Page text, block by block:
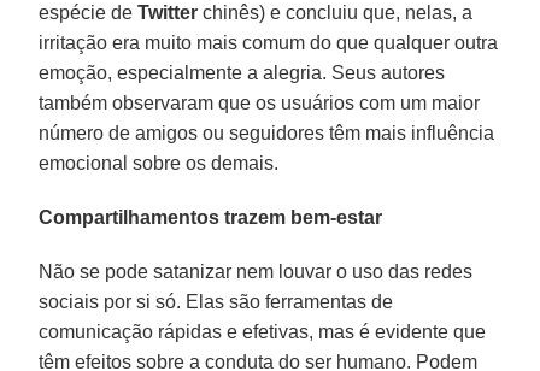
espécie deTwitter chinês) e concluiu que, nelas, a
irritação era muito mais comum do que qualquer outra
emoção, especialmente a alegria. Seus autores
também observaram que os usuários com um maior
número de amigos ou seguidores têm mais influência
emocional sobre os demais.
Compartilhamentos trazem bem-estar
Não se pode satanizar nem louvar o uso das redes
sociais por si só. Elas são ferramentas de
comunicação rápidas e efetivas, mas é evidente que
têm efeitos sobre a conduta do ser humano. Podem